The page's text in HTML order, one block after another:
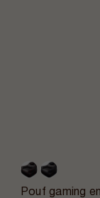
Pouf gaming